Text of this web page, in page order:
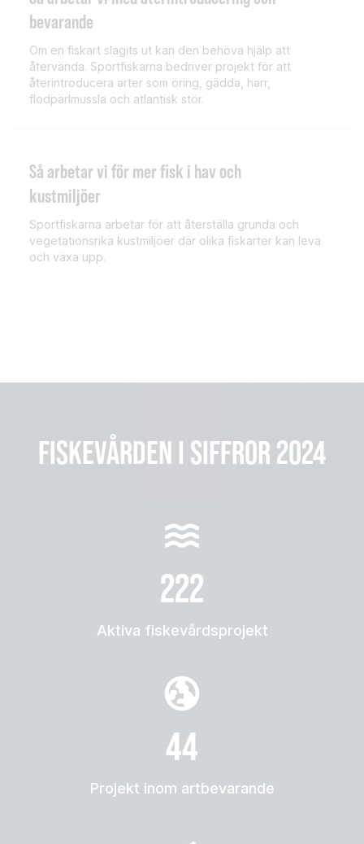
bevarande
Om en fiskart slagits ut kan den behöva hjälp att
återvända. Sportfiskarna bedriver projekt för att
återintroducera arter som öring, gädda, harr,
flodpärlmussla och atlantisk stör.
Så arbetar vi för mer fisk i hav och
kustmiljöer
Sportfiskarna arbetar för att återställa grunda och
vegetationsrika kustmiljöer där olika fiskarter kan leva
och växa upp.
FISKEVÅRDEN I SIFFROR 2024
222
Aktiva fiskevårdsprojekt
44
Projekt inom artbevarande